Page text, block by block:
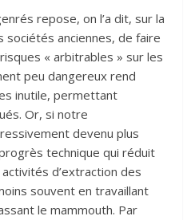
repose, on l’a dit, sur la
sociétés anciennes, de faire
« arbitrables » sur les
peu dangereux rend
inutile, permettant
Or, si notre
devenu plus
technique qui réduit
d’extraction des
souvent en travaillant
le mammouth. Par